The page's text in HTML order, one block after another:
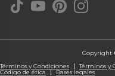
Copyright
Términos y Condiciones
Términos y
Código de ética Bases legales